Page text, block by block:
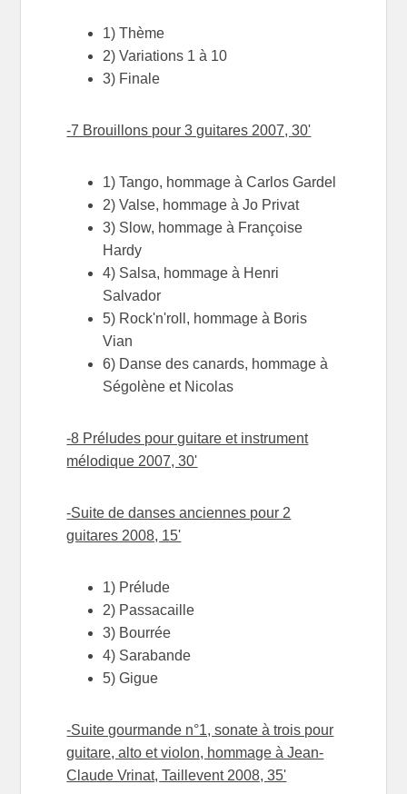
1) Thème
2) Variations 1 à 10
3) Finale
-7 Brouillons pour 3 guitares 2007, 30'
1) Tango, hommage à Carlos Gardel
2) Valse, hommage à Jo Privat
3) Slow, hommage à Françoise
Hardy
4) Salsa, hommage à Henri
Salvador
5) Rock'n'roll, hommage à Boris
Vian
6) Danse des canards, hommage à
Ségolène et Nicolas
-8 Préludes pour guitare et instrument
mélodique 2007, 30'
-Suite de danses anciennes pour 2
guitares 2008, 15'
1) Prélude
2) Passacaille
3) Bourrée
4) Sarabande
5) Gigue
-Suite gourmande n°1, sonate à trois pour
guitare, alto et violon, hommage à Jean-
Claude Vrinat, Taillevent 2008, 35'